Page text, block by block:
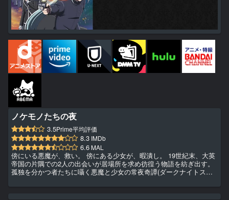
ノケモノたちの夜
3.5Prime平均評価
8.3 IMDb
6.6 MAL
傍にいる悪魔が、救い。 傍にある少女が、暇潰し。 19世紀末、大英
帝国の片隅での2人の出会いが居場所を求め彷徨う物語を紡ぎ出す。
孤独を分かつ者たちに囁く悪魔と少女の常夜奇譚(ダークナイトスト